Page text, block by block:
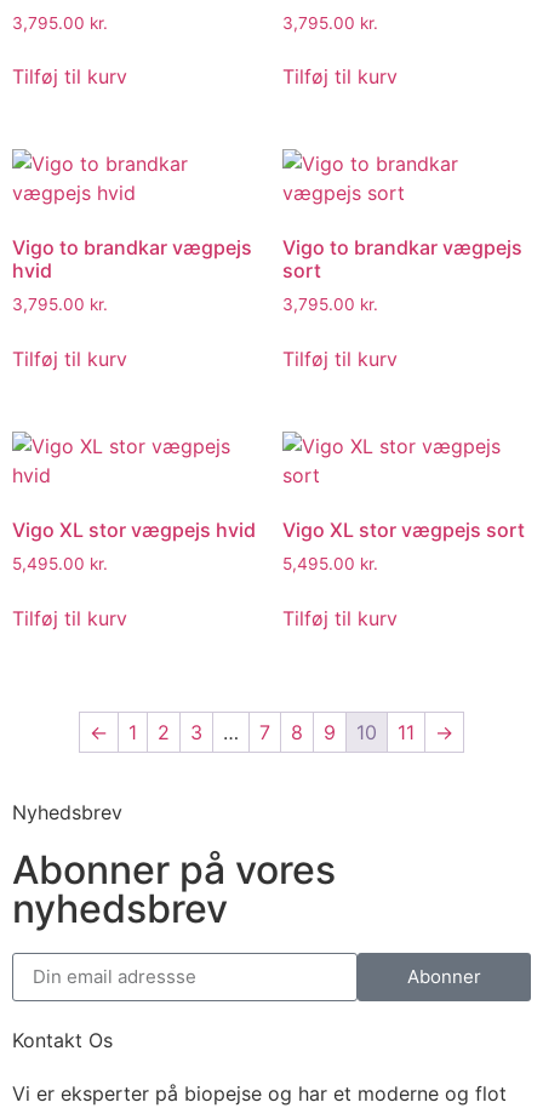
3,795.00 kr.
Tilføj til kurv
3,795.00 kr.
Tilføj til kurv
Vigo to brandkar vægpejs
hvid
3,795.00 kr.
Tilføj til kurv
Vigo to brandkar vægpejs
sort
3,795.00 kr.
Tilføj til kurv
Vigo XL stor vægpejs hvid
5,495.00 kr.
Tilføj til kurv
Vigo XL stor vægpejs sort
5,495.00 kr.
Tilføj til kurv
← 1 2 3 … 7 8 9 10 11 →
Nyhedsbrev
Abonner på vores
nyhedsbrev
Abonner
Kontakt Os
Vi er eksperter på biopejse og har et moderne og flot